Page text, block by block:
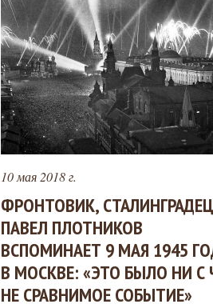
з
д
е
с
ь
10 мая 2018 г.
ФРОНТОВИК, СТАЛИНГРАДЕЦ
ПАВЕЛ ПЛОТНИКОВ
ВСПОМИНАЕТ 9 МАЯ 1945
В МОСКВЕ: «ЭТО БЫЛО НИ С
НЕ СРАВНИМОЕ СОБЫТИЕ»